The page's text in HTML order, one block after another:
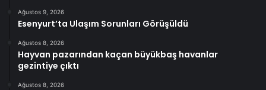
Ağustos 9, 2026
Esenyurt’ta Ulaşım Sorunları Görüşüldü
Ağustos 8, 2026
Hayvan pazarından kaçan büyükbaş havanlar
gezintiye çıktı
Ağustos 8, 2026